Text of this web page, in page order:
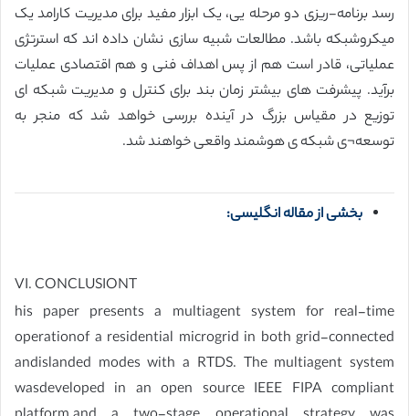
رسد برنامه-ریزی دو مرحله یی، یک ابزار مفید برای مدیریت کارامد یک
میکروشبکه باشد. مطالعات شبیه سازی نشان داده اند که استرتژی
عملیاتی، قادر است هم از پس اهداف فنی و هم اقتصادی عملیات
برآید. پیشرفت های بیشتر زمان بند برای کنترل و مدیریت شبکه ای
توزیع در مقیاس بزرگ در آینده بررسی خواهد شد که منجر به
توسعه¬ی شبکه ی هوشمند واقعی خواهند شد.
بخشی از مقاله انگلیسی:
VI. CONCLUSIONT
his paper presents a multiagent system for real-time
operationof a residential microgrid in both grid-connected
andislanded modes with a RTDS. The multiagent system
wasdeveloped in an open source IEEE FIPA compliant